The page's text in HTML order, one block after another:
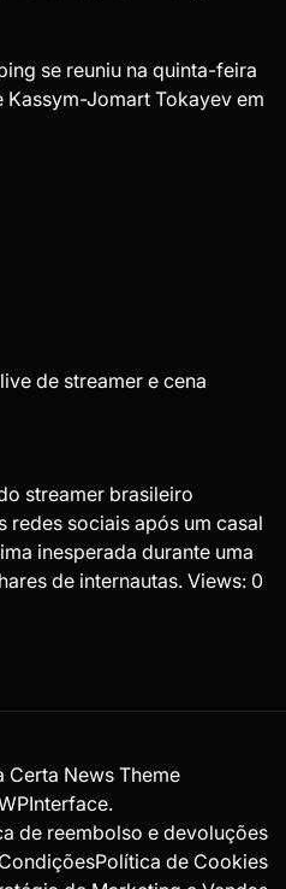
se reuniu na quinta-feira
Jomart Tokayev em
de streamer e cena
streamer brasileiro
redes sociais após um casal
inesperada durante uma
de internautas. Views: 0
News Theme
.
de reembolso e devoluções
Política de Cookies